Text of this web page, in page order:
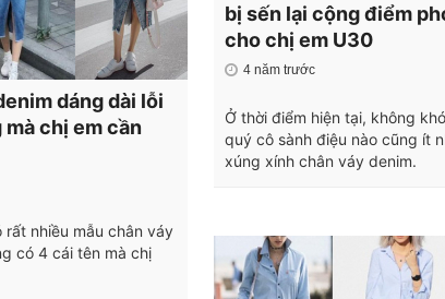
dáng dài lỗi
chị em cần
nhiều mẫu chân váy
có 4 cái tên mà chị
bị sến lại cộng điểm
cho chị em U30
4 năm trước
Ở thời điểm hiện tại, không
quý cô sành điệu nào cũng ít
xúng xính chân váy denim.